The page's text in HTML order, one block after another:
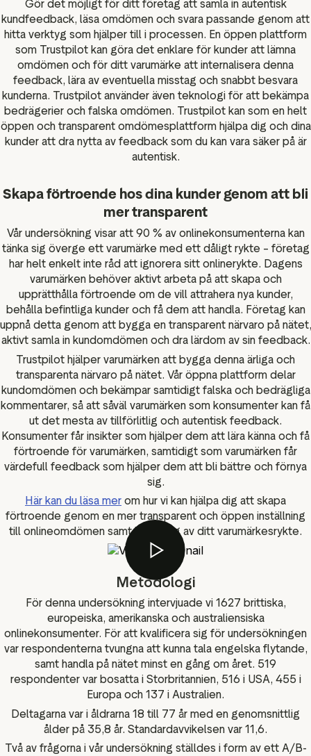
Gör det möjligt för ditt företag att samla in autentisk
kundfeedback, läsa omdömen och svara passande genom att
hitta verktyg som hjälper till i processen. En öppen plattform
som Trustpilot kan göra det enklare för kunder att lämna
omdömen och för ditt varumärke att internalisera denna
feedback, lära av eventuella misstag och snabbt besvara
kunderna. Trustpilot använder även teknologi för att bekämpa
bedrägerier och falska omdömen. Trustpilot kan som en helt
öppen och transparent omdömesplattform hjälpa dig och dina
kunder att dra nytta av feedback som du kan vara säker på är
autentisk.
Skapa förtroende hos dina kunder genom att bli
mer transparent
Vår undersökning visar att 90 % av onlinekonsumenterna kan
tänka sig överge ett varumärke med ett dåligt rykte – företag
har helt enkelt inte råd att ignorera sitt onlinerykte. Dagens
varumärken behöver aktivt arbeta på att skapa och
upprätthålla förtroende om de vill attrahera nya kunder,
behålla befintliga kunder och få dem att handla. Företag kan
uppnå detta genom att bygga en transparent närvaro på nätet,
aktivt samla in kundomdömen och dra lärdom av sin feedback.
Trustpilot hjälper varumärken att bygga denna ärliga och
transparenta närvaro på nätet. Vår öppna plattform delar
kundomdömen och bekämpar samtidigt falska och bedrägliga
kommentarer, så att såväl varumärken som konsumenter kan få
ut det mesta av tillförlitlig och autentisk feedback.
Konsumenter får insikter som hjälper dem att lära känna och få
förtroende för varumärken, samtidigt som varumärken får
värdefull feedback som hjälper dem att bli bättre och förnya
sig.
Här kan du läsa mer om hur vi kan hjälpa dig att skapa
förtroende genom en mer transparent och öppen inställning
till onlineomdömen samt hantering av ditt varumärkesrykte.
Metodologi
För denna undersökning intervjuade vi 1627 brittiska,
europeiska, amerikanska och australiensiska
onlinekonsumenter. För att kvalificera sig för undersökningen
var respondenterna tvungna att kunna tala engelska flytande,
samt handla på nätet minst en gång om året. 519
respondenter var bosatta i Storbritannien, 516 i USA, 455 i
Europa och 137 i Australien.
Deltagarna var i åldrarna 18 till 77 år med en genomsnittlig
ålder på 35,8 år. Standardavvikelsen var 11,6.
Två av frågorna i vår undersökning ställdes i form av ett A/B-